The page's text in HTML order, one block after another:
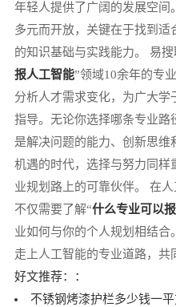
年轻人提供了广阔的发展空间
多元而开放，关键在于找到
的知识基础与实践能力。 易
报人工智能”领域10余年的专
分析人才需求变化，为广大
指导。无论你选择哪条专业路
是解决问题的能力、创新思
机遇的时代，选择与努力同样
业规划路上的可靠伙伴。 在
不仅需要了解“什么专业可以
业如何与你的个人规划相结
走上人工智能的专业道路，共
好文推荐：：
不锈钢烤漆护栏多少钱一